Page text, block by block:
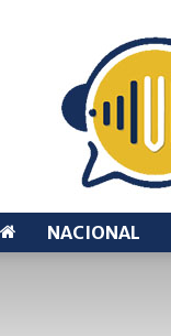
NACIONAL